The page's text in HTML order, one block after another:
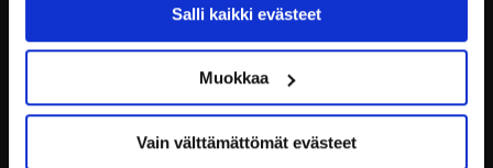
Salli kaikki evästeet
Muokkaa
Vain välttämättömät evästeet
Puistokatu 21, 40200 Jyväskylä
Tietosuoja
Ottelut